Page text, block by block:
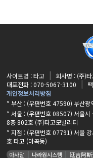
사이트명 : 타고 회사명 : (주)
대표전화 : 070-5067-3100
개인정보처리방침
* 부산 : (우편번호 47590) 부산광
* 서울 : (우편번호 08507) 서울시
8층 802호 (주)타고모빌리티
* 지점 : (우편번호 07791) 서울
호 타고 (마곡동)
아사달 나라원시스템 延吉阿